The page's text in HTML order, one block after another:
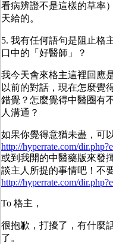
看病辨證不是這樣的草率
天給的。
5. 我有任何語句是阻止格
口中的「好醫師」？
我今天會來格主這裡回應
以前的對話，現在怎麼覺
錯覺？怎麼覺得中醫圈有
人溝通？
如果你覺得意猶未盡，可
http://hyperrate.com/
或到我開的中醫藥版來發
談主人所提的事情吧！不
http://hyperrate.com/
To 格主，
很抱歉，打擾了，有什麼
了。